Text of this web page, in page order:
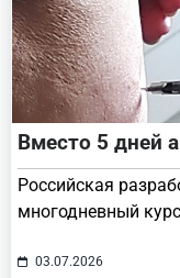
Вместо 5 дней
Российская
многодневный
03.07.2026